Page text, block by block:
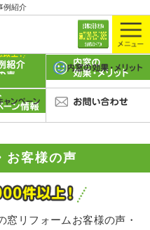
例紹介
お客様の声
窓リフォームお客様の声・